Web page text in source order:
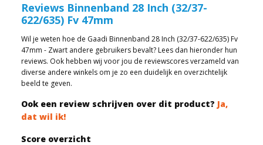
Reviews Binnenband 28 Inch (32/37-
622/635) Fv 47mm
Wil je weten hoe de Gaadi Binnenband 28 Inch (32/37-622/635) Fv
47mm - Zwart andere gebruikers bevalt? Lees dan hieronder hun
reviews. Ook hebben wij voor jou de reviewscores verzameld van
diverse andere winkels om je zo een duidelijk en overzichtelijk
beeld te geven.
Ook een review schrijven over dit product? Ja,
dat wil ik!
Score overzicht